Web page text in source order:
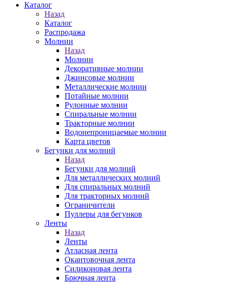
Каталог
Назад
Каталог
Распродажа
Молнии
Назад
Молнии
Декоративные молнии
Джинсовые молнии
Металлические молнии
Потайные молнии
Рулонные молнии
Спиральные молнии
Тракторные молнии
Водонепроницаемые молнии
Карта цветов
Бегунки для молний
Назад
Бегунки для молний
Для металлических молний
Для спиральных молний
Для тракторных молний
Ограничители
Пуллеры для бегунков
Ленты
Назад
Ленты
Атласная лента
Окантовочная лента
Силиконовая лента
Брючная лента